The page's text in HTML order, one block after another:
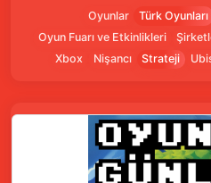
Oyunlar Türk Oyunları
Oyun Fuarı ve Etkinlikleri
Xbox
Nişancı Strateji